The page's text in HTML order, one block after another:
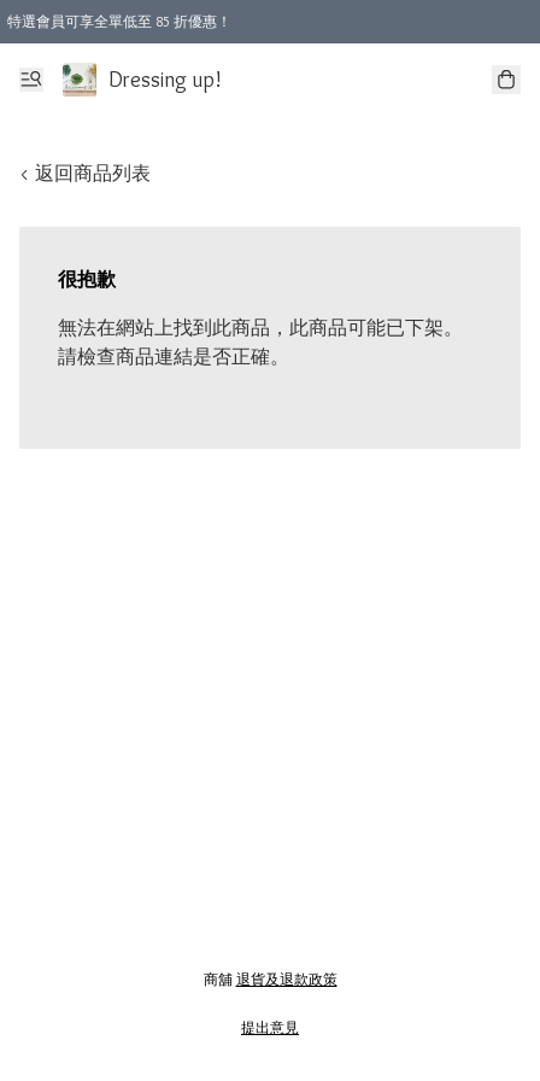
特選會員可享全單低至 85 折優惠！
Dressing up!
< 返回商品列表
很抱歉
無法在網站上找到此商品，此商品可能已下架。
請檢查商品連結是否正確。
商舖 退貨及退款政策
提出意見